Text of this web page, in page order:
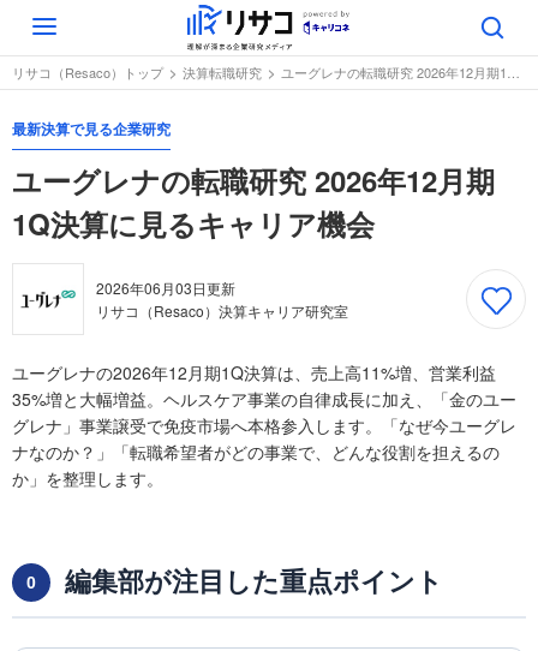
Toggle
navigation
リサコ（Resaco）トップ 決算転職研究 ユーグレナの転職研究 2026年12月期1Q決算に見るキャリア機会
最新決算で見る企業研究
ユーグレナの転職研究 2026年12月期
1Q決算に見るキャリア機会
2026年06月03日更新
リサコ（Resaco）決算キャリア研究室
ユーグレナの2026年12月期1Q決算は、売上高11%増、営業利益
35%増と大幅増益。ヘルスケア事業の自律成長に加え、「金のユー
グレナ」事業譲受で免疫市場へ本格参入します。「なぜ今ユーグレ
ナなのか？」「転職希望者がどの事業で、どんな役割を担えるの
か」を整理します。
0 編集部が注目した重点ポイント